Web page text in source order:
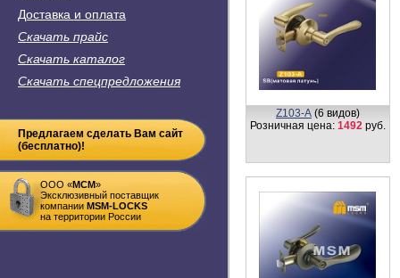
Доставка и оплата
Скачать прайс
Скачать каталог
Скачать спецпредложения
Предлагаем сделать Вам сайт
(бесплатно)!
ООО «MСM»
Эксклюзивный поставщик
компании MSM-LOCKS
на территории России
Z103-А (6 видов)
Розничная цена: 1492 руб.